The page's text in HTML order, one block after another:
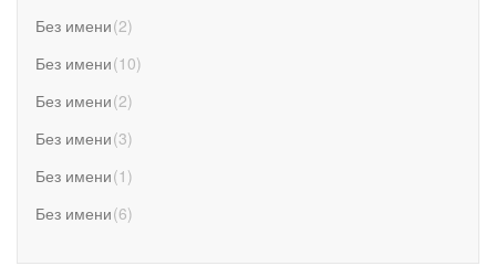
Без имени(2)
Без имени(10)
Без имени(2)
Без имени(3)
Без имени(1 )
Без имени(6)